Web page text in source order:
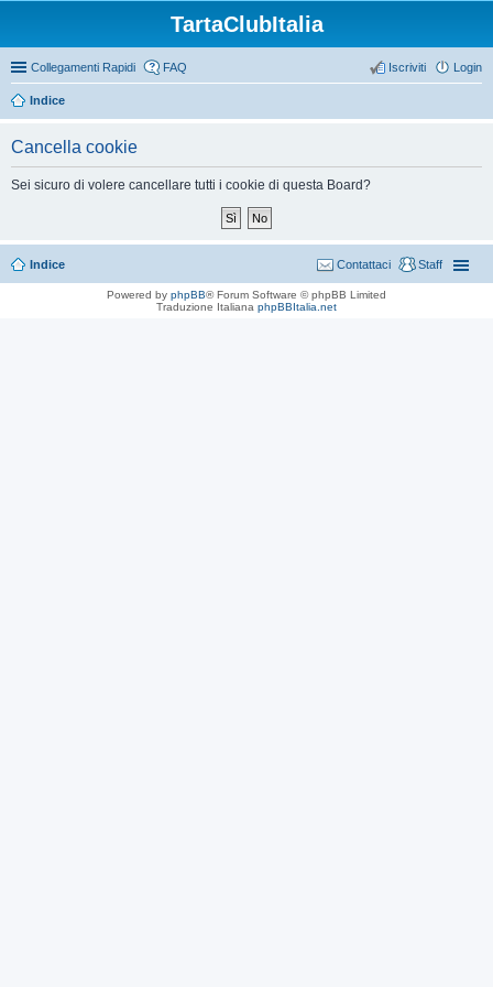
TartaClubItalia
Collegamenti Rapidi FAQ Login
Iscriviti
Indice
Cancella cookie
Sei sicuro di volere cancellare tutti i cookie di questa Board?
Indice Staff
Contattaci
Powered by phpBB® Forum Software © phpBB Limited
Traduzione Italiana phpBBItalia.net